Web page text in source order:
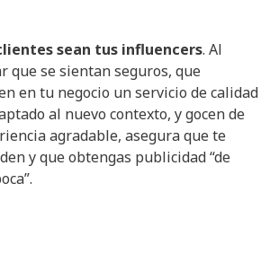
sean tus influencers. Al
que se sientan seguros, que
en tu negocio un servicio de calidad
al nuevo contexto, y gocen de
agradable, asegura que te
y que obtengas publicidad “de